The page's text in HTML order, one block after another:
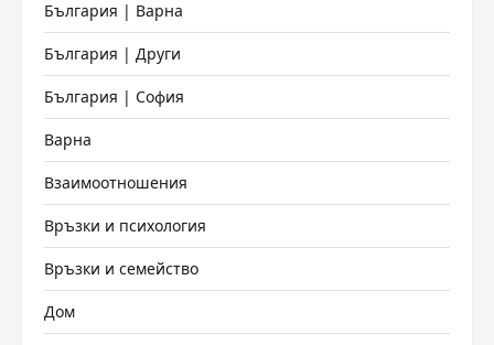
България | Варна
България | Други
България | София
Варна
Взаимоотношения
Връзки и психология
Връзки и семейство
Дом